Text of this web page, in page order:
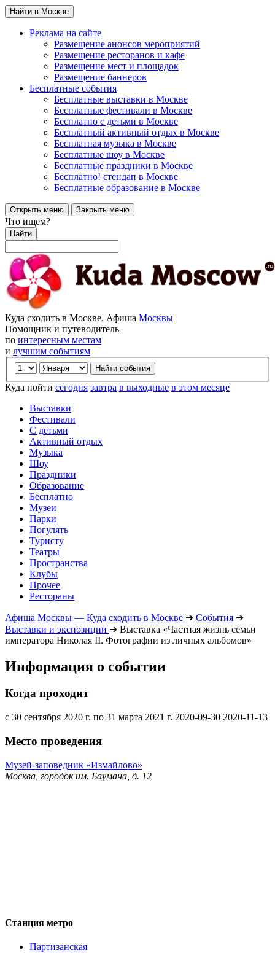
Найти в Москве
Реклама на сайте
Размещение анонсов мероприятий
Размещение ресторанов и кафе
Размещение мест и площадок
Размещение баннеров
Бесплатные события
Бесплатные выставки в Москве
Бесплатные фестивали в Москве
Бесплатно с детьми в Москве
Бесплатный активный отдых в Москве
Бесплатная музыка в Москве
Бесплатные шоу в Москве
Бесплатные праздники в Москве
Бесплатно! стендап в Москве
Бесплатные образование в Москве
Открыть меню Закрыть меню
Что ищем?
Найти
Куда сходить в Москве. Афиша Москвы
Помощник и путеводитель
по интересным местам
и лучшим событиям
Куда пойти сегодня завтра в выходные в этом месяце
Выставки
Фестивали
С детьми
Активный отдых
Музыка
Шоу
Праздники
Образование
Бесплатно
Музеи
Парки
Погулять
Туристу
Театры
Пространства
Клубы
Прочее
Рестораны
Афиша Москвы — Куда сходить в Москве ➔ События ➔
Выставки и экспозиции ➔ Выставка «Частная жизнь семьи
императора Николая II. Фотографии из личных альбомов»
Информация о событии
Когда проходит
с 30 сентября 2020 г. по 31 марта 2021 г. 2020-09-30 2020-11-13
Место проведения
Музей-заповедник «Измайлово»
Москва, городок им. Баумана, д. 12
Станция метро
Партизанская